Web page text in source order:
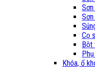
Cọ
Bột
Khóa, ổ